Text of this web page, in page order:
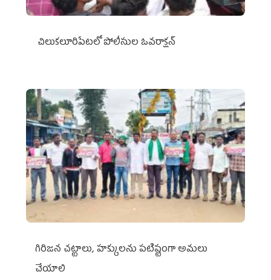
చిలుక‌లూరిపేట‌లో పోలీసుల ఓవ‌రాక్ష‌న్‌
గిరిజన చట్టాలు, హక్కులను పటిష్టంగా అమలు
చేయాలి